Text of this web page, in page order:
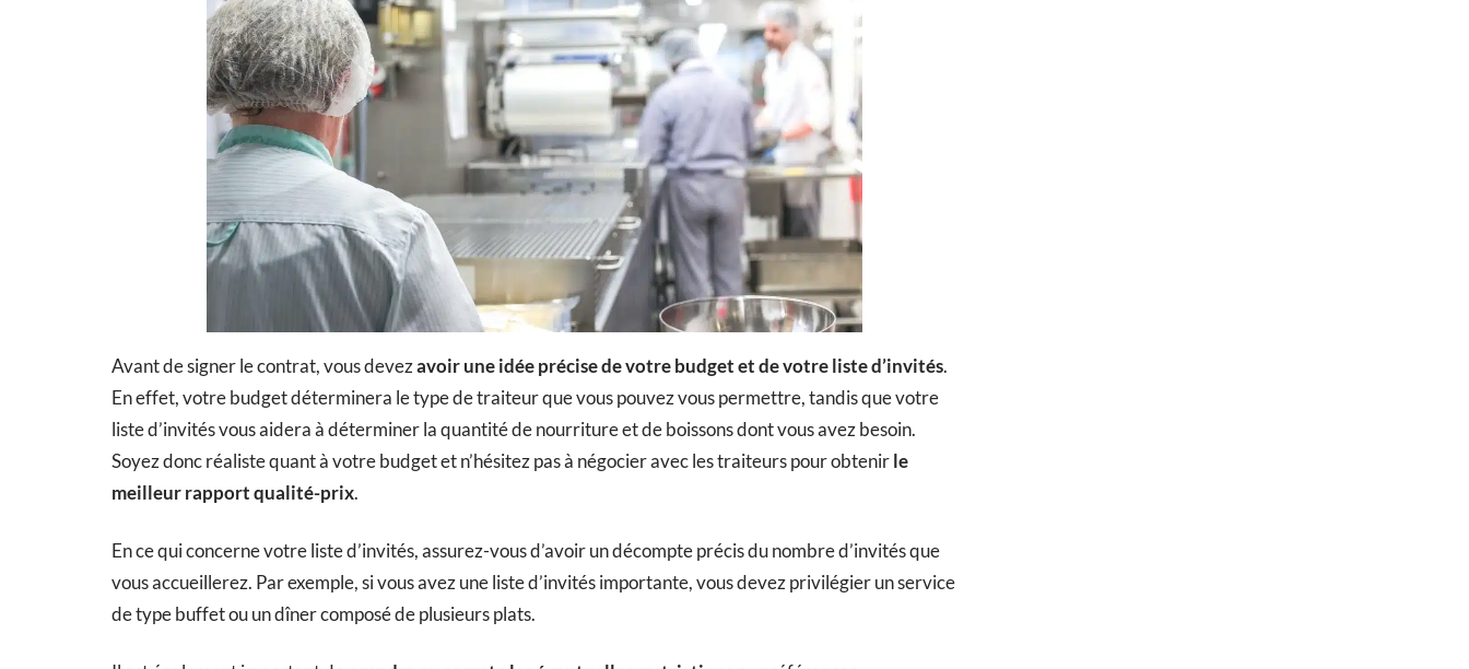
Avant de signer le contrat, vous devezavoir une idée précise de votre budget et de votre liste d’invités.
En effet, votre budget déterminera le type de traiteur que vous pouvez vous permettre, tandis que votre
liste d’invités vous aidera à déterminer la quantité de nourriture et de boissons dont vous avez besoin.
Soyez donc réaliste quant à votre budget et n’hésitez pas à négocier avec les traiteurs pour obtenirle
meilleur rapport qualité-prix.
En ce qui concerne votre liste d’invités, assurez-vous d’avoir un décompte précis du nombre d’invités que
vous accueillerez. Par exemple, si vous avez une liste d’invités importante, vous devez privilégier un service
de type buffet ou un dîner composé de plusieurs plats.